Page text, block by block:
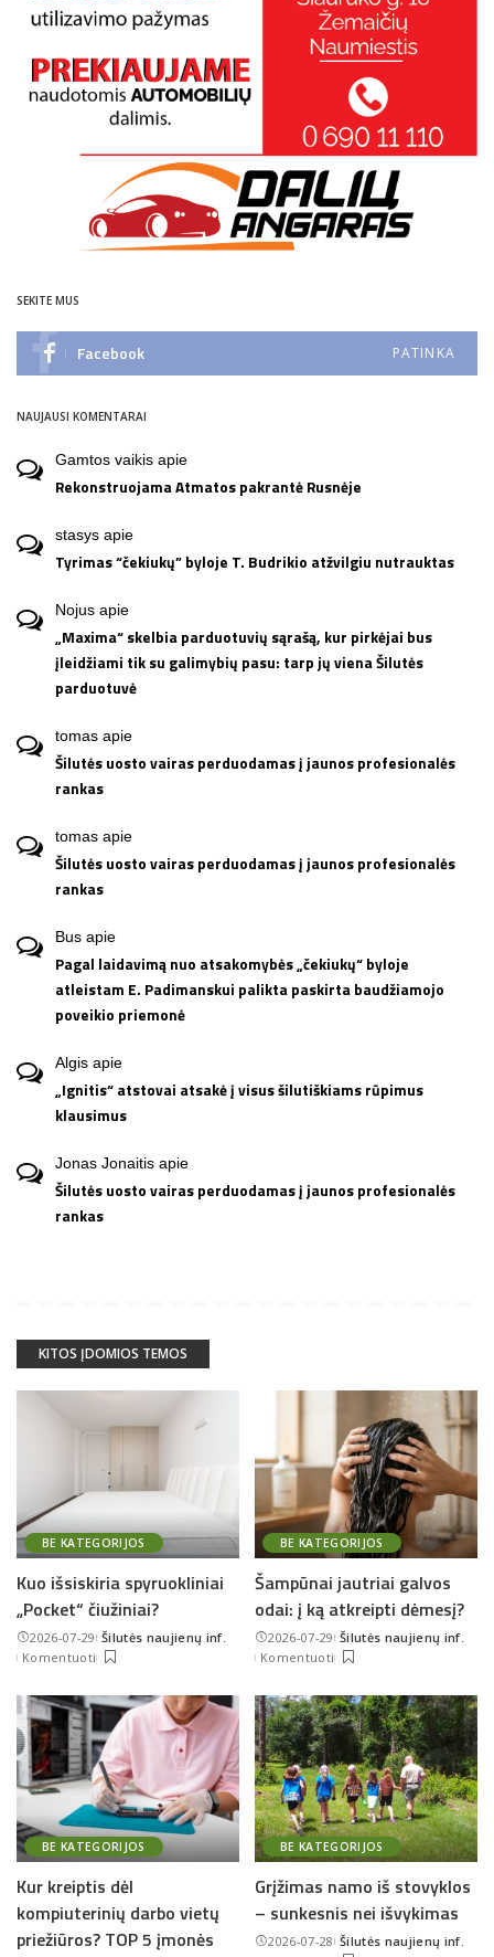
SEKITE MUS
Facebook PATINKA
NAUJAUSI KOMENTARAI
Gamtos vaikis apie
Rekonstruojama Atmatos pakrantė Rusnėje
stasys apie
Tyrimas “čekiukų” byloje T. Budrikio atžvilgiu nutrauktas
Nojus apie
„Maxima“ skelbia parduotuvių sąrašą, kur pirkėjai bus
įleidžiami tik su galimybių pasu: tarp jų viena Šilutės
parduotuvė
tomas apie
Šilutės uosto vairas perduodamas į jaunos profesionalės
rankas
tomas apie
Šilutės uosto vairas perduodamas į jaunos profesionalės
rankas
Bus apie
Pagal laidavimą nuo atsakomybės „čekiukų“ byloje
atleistam E. Padimanskui palikta paskirta baudžiamojo
poveikio priemonė
Algis apie
„Ignitis“ atstovai atsakė į visus šilutiškiams rūpimus
klausimus
Jonas Jonaitis apie
Šilutės uosto vairas perduodamas į jaunos profesionalės
rankas
KITOS ĮDOMIOS TEMOS
BE KATEGORIJOS
Kuo išsiskiria spyruokliniai
„Pocket“ čiužiniai?
2026-07-29Posted
by
Šilutės naujienų inf.
Komentuoti
BE KATEGORIJOS
Šampūnai jautriai galvos
odai: į ką atkreipti dėmesį?
2026-07-29Posted
by
Šilutės naujienų inf.
Komentuoti
BE KATEGORIJOS
Kur kreiptis dėl
kompiuterinių darbo vietų
priežiūros? TOP 5 įmonės
BE KATEGORIJOS
Grįžimas namo iš stovyklos
– sunkesnis nei išvykimas
2026-07-28Posted
Šilutės naujienų inf.